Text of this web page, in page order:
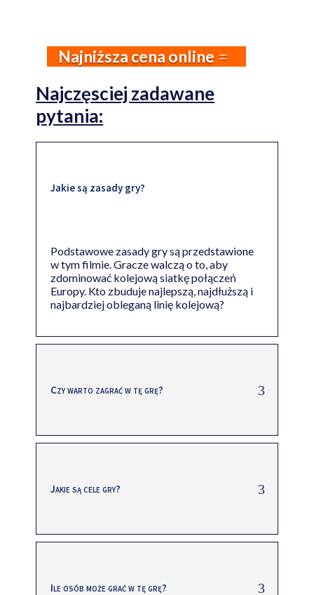
Najniższa cena online
Najczęsciej zadawane
pytania:
Jakie są zasady gry?
Podstawowe zasady gry są przedstawione
w tym filmie. Gracze walczą o to, aby
zdominować kolejową siatkę połączeń
Europy. Kto zbuduje najlepszą, najdłuższą i
najbardziej obleganą linię kolejową?
Czy warto zagrać w tę grę?
Jakie są cele gry?
Ile osób może grać w tę grę?